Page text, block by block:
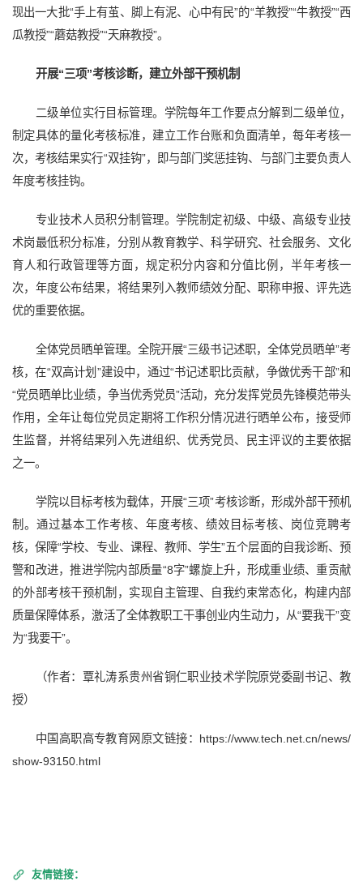
现出一大批“手上有茧、脚上有泥、心中有民”的“羊教授”“牛教授”“西
瓜教授”“蘑菇教授”“天麻教授”。
开展“三项”考核诊断，建立外部干预机制
二级单位实行目标管理。学院每年工作要点分解到二级单位，
制定具体的量化考核标准，建立工作台账和负面清单，每年考核一
次，考核结果实行“双挂钩”，即与部门奖惩挂钩、与部门主要负责人
年度考核挂钩。
专业技术人员积分制管理。学院制定初级、中级、高级专业技
术岗最低积分标准，分别从教育教学、科学研究、社会服务、文化
育人和行政管理等方面，规定积分内容和分值比例，半年考核一
次，年度公布结果，将结果列入教师绩效分配、职称申报、评先选
优的重要依据。
全体党员晒单管理。全院开展“三级书记述职，全体党员晒单”考
核，在“双高计划”建设中，通过“书记述职比贡献，争做优秀干部”和
“党员晒单比业绩，争当优秀党员”活动，充分发挥党员先锋模范带头
作用，全年让每位党员定期将工作积分情况进行晒单公布，接受师
生监督，并将结果列入先进组织、优秀党员、民主评议的主要依据
之一。
学院以目标考核为载体，开展“三项”考核诊断，形成外部干预机
制。通过基本工作考核、年度考核、绩效目标考核、岗位竞聘考
核，保障“学校、专业、课程、教师、学生”五个层面的自我诊断、预
警和改进，推进学院内部质量“8字”螺旋上升，形成重业绩、重贡献
的外部考核干预机制，实现自主管理、自我约束常态化，构建内部
质量保障体系，激活了全体教职工干事创业内生动力，从“要我干”变
为“我要干”。
（作者：覃礼涛系贵州省铜仁职业技术学院原党委副书记、教
授）
中国高职高专教育网原文链接：https://www.tech.net.cn/news/
show-93150.html
友情链接：